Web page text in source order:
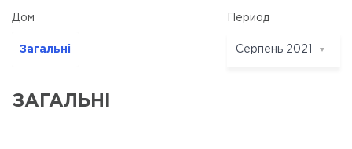
Дом
Загальні
Период
Серпень 2021
ЗАГАЛЬНІ